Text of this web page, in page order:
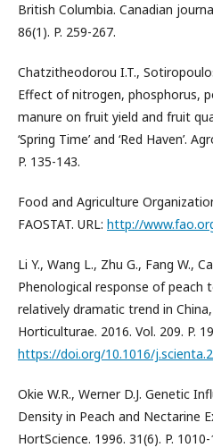
British Columbia. Canadian
86(1). P. 259-267.
Chatzitheodorou I.T.,
Effect of nitrogen, phosphorus,
manure on fruit yield and fruit
‘Spring Time’ and ‘Red Haven’.
P. 135-143.
Food and Agriculture
FAOSTAT. URL: http://
Li Y., Wang L., Zhu G., Fang W.,
Phenological response of peach
relatively dramatic trend in
Horticulturae. 2016. Vol. 209. P.
https://doi.org/10.1016/
Okie W.R., Werner D.J. Genetic
Density in Peach and Nectarine
HortScience. 1996. 31(6). P. 1010-